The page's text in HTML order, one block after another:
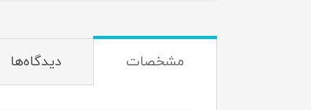
مشخصات دیدگاه‌ها